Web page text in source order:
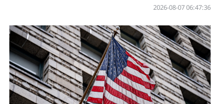
06:47:36 2026-08-07